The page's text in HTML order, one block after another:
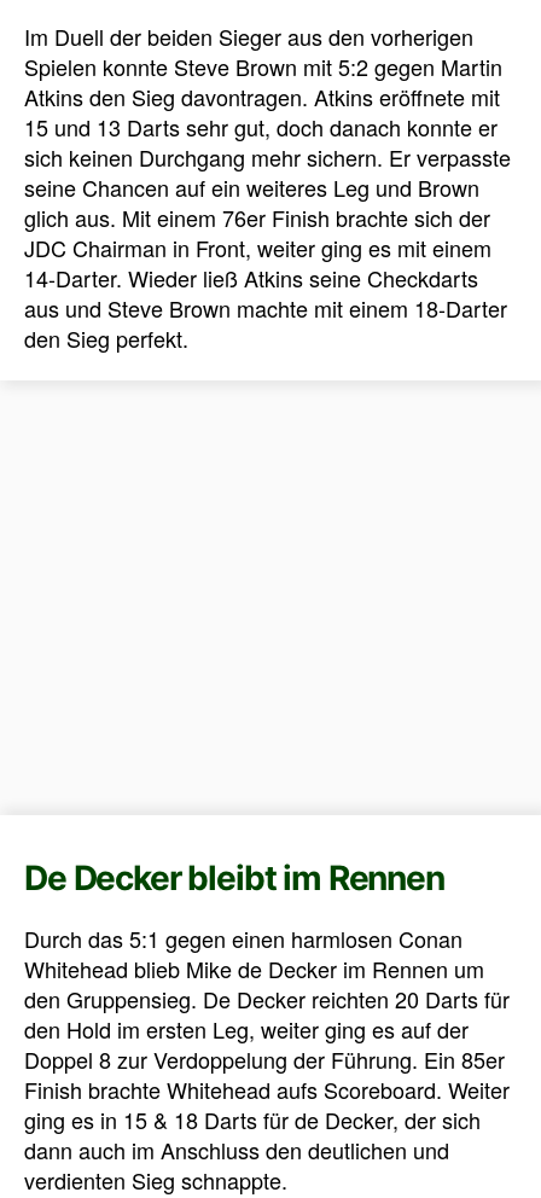
Im Duell der beiden Sieger aus den vorherigen
Spielen konnte Steve Brown mit 5:2 gegen Martin
Atkins den Sieg davontragen. Atkins eröffnete mit
15 und 13 Darts sehr gut, doch danach konnte er
sich keinen Durchgang mehr sichern. Er verpasste
seine Chancen auf ein weiteres Leg und Brown
glich aus. Mit einem 76er Finish brachte sich der
JDC Chairman in Front, weiter ging es mit einem
14-Darter. Wieder ließ Atkins seine Checkdarts
aus und Steve Brown machte mit einem 18-Darter
den Sieg perfekt.
De Decker bleibt im Rennen
Durch das 5:1 gegen einen harmlosen Conan
Whitehead blieb Mike de Decker im Rennen um
den Gruppensieg. De Decker reichten 20 Darts für
den Hold im ersten Leg, weiter ging es auf der
Doppel 8 zur Verdoppelung der Führung. Ein 85er
Finish brachte Whitehead aufs Scoreboard. Weiter
ging es in 15 & 18 Darts für de Decker, der sich
dann auch im Anschluss den deutlichen und
verdienten Sieg schnappte.